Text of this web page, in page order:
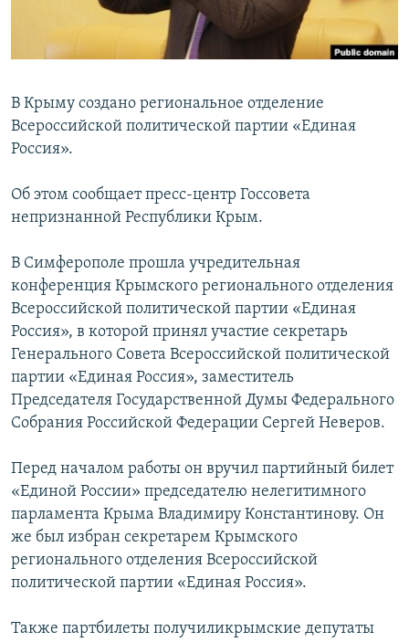
ПОБЕДИТЕЛЕЙ НЕ СУДЯТ?
КРЫМ.НЕПОКОРЕННЫЙ
УКРАИНСКАЯ ПРОБЛЕМА КРЫМА
ПРИСОЕДИНЯЙТЕСЬ!
Все сайты RFE/RL
В Крыму создано региональное отделение
Всероссийской политической партии «Единая
Россия».
Об этом сообщает пресс-центр Госсовета
непризнанной Республики Крым.
В Симферополе прошла учредительная
конференция Крымского регионального отделения
Всероссийской политической партии «Единая
Россия», в которой принял участие секретарь
Генерального Совета Всероссийской политической
партии «Единая Россия», заместитель
Председателя Государственной Думы Федерального
Собрания Российской Федерации Сергей Неверов.
Перед началом работы он вручил партийный билет
«Единой России» председателю нелегитимного
парламента Крыма Владимиру Константинову. Он
же был избран секретарем Крымского
регионального отделения Всероссийской
политической партии «Единая Россия».
Также партбилеты получиликрымские депутаты